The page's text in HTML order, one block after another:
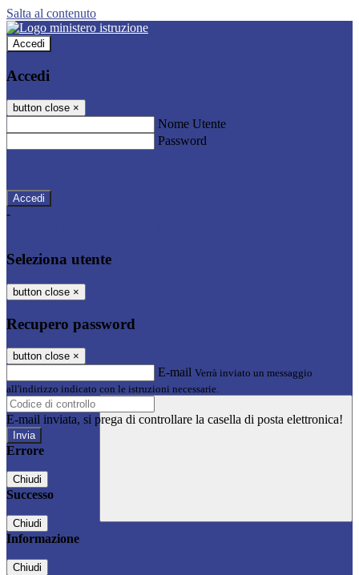
Salta al contenuto
Accedi
Accedi
button close ×
Nome Utente
Password
-
Seleziona utente
button close ×
Recupero password
button close ×
E-mail Verrà inviato un messaggio
all'indirizzo indicato con le istruzioni necessarie.
E-mail inviata, si prega di controllare la casella di posta elettronica!
Errore
Chiudi
Successo
Chiudi
Informazione
Chiudi